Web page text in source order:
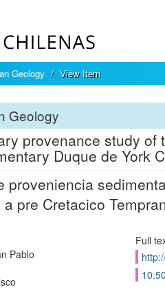
Geology View Item
Geology
provenance study of
Duque de York
proveniencia
pre Cretacico
Pablo
Full